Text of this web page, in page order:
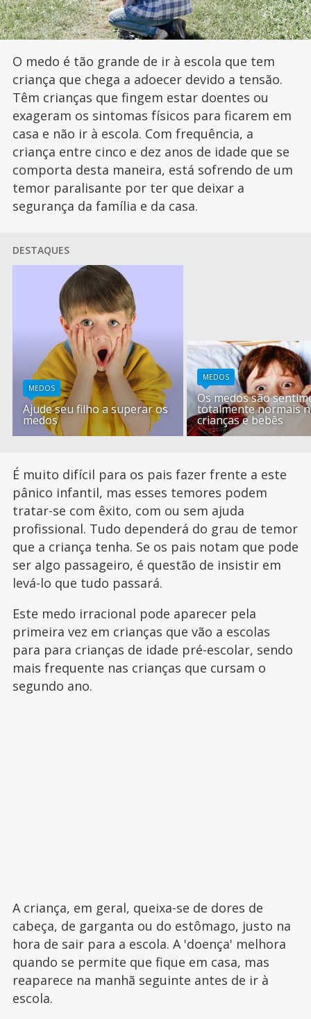
O medo é tão grande de ir à escola que tem
criança que chega a adoecer devido a tensão.
Têm crianças que fingem estar doentes ou
exageram os sintomas físicos para ficarem em
casa e não ir à escola. Com frequência, a
criança entre cinco e dez anos de idade que se
comporta desta maneira, está sofrendo de um
temor paralisante por ter que deixar a
segurança da família e da casa.
DESTAQUES
MEDOS
Ajude seu filho a superar os
medos
MEDOS
Os medos são
totalmente normais
crianças e bebês
É muito difícil para os pais fazer frente a este
pânico infantil, mas esses temores podem
tratar-se com êxito, com ou sem ajuda
profissional. Tudo dependerá do grau de temor
que a criança tenha. Se os pais notam que pode
ser algo passageiro, é questão de insistir em
levá-lo que tudo passará.
Este medo irracional pode aparecer pela
primeira vez em crianças que vão a escolas
para para crianças de idade pré-escolar, sendo
mais frequente nas crianças que cursam o
segundo ano.
A criança, em geral, queixa-se de dores de
cabeça, de garganta ou do estômago, justo na
hora de sair para a escola. A 'doença' melhora
quando se permite que fique em casa, mas
reaparece na manhã seguinte antes de ir à
escola.